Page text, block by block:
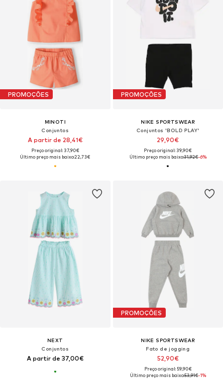
PROMOÇÕES
MINOTI
Conjuntos
A partir de 28,41€
Preço original: 37,90€
Último preço mais baixo:22,73€
PROMOÇÕES
NIKE SPORTSWEAR
Conjuntos 'BOLD PLAY'
29,90€
Preço original: 39,90€
Último preço mais baixo:31,92€-6%
NEXT
Conjuntos
A partir de 37,00€
PROMOÇÕES
NIKE SPORTSWEAR
Fato de jogging
52,90€
Preço original: 59,90€
Último preço mais baixo:53,91€-1%